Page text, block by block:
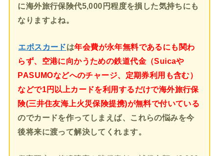
に海外旅行保険代5,000円程度を損した気持ちにも
なりますよね。
エポスカードは年会費が永年無料であるにも関わ
らず、空港に向かうための鉄道代金（Suicaや
PASUMOなどへのチャージ、定期券利用も含む）
などで1円以上カードを利用するだけで海外旅行保
険(三井住友海上火災保険提携)が無料で付いている
のでカードを作ってしまえば、これらの悩みを今
後将来に渡って解決してくれます。